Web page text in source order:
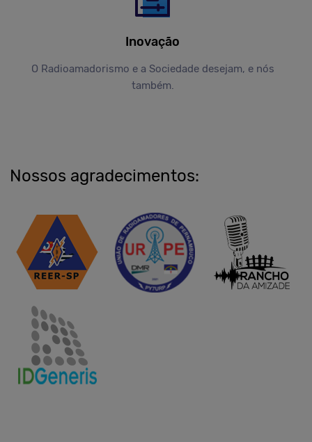
Inovação
O Radioamadorismo e a Sociedade desejam, e nós
também.
Nossos agradecimentos: